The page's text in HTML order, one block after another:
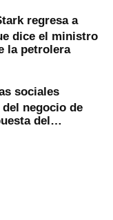
regresa a
dice el ministro
la petrolera
sociales
negocio de
del